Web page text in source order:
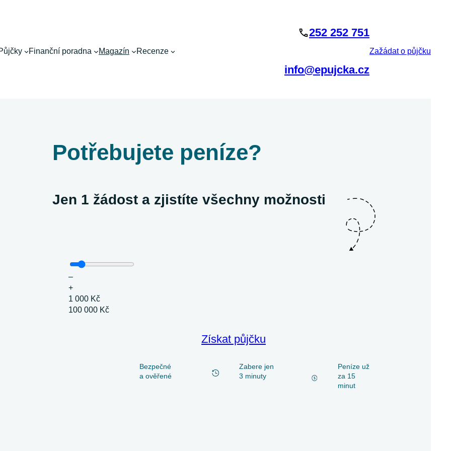
Finanční poradna Magazín Recenze
252 252 751
info@epujcka.cz
Zažádat o půjčku
Potřebujete peníze?
Jen 1 žádost a zjistíte všechny možnosti
–
+
1 000 Kč
100 000 Kč
Získat půjčku
Bezpečné
a ověřené
Zabere jen
3 minuty
Peníze už
za 15
minut